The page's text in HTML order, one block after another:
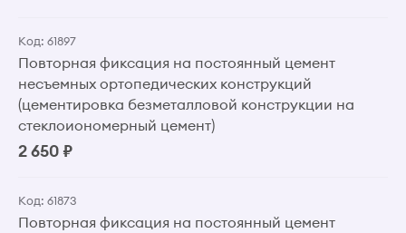
Код: 61897
Повторная фиксация на постоянный цемент
несъемных ортопедических конструкций
(цементировка безметалловой конструкции на
стеклоиономерный цемент)
2 650 ₽
Код: 61873
Повторная фиксация на постоянный цемент